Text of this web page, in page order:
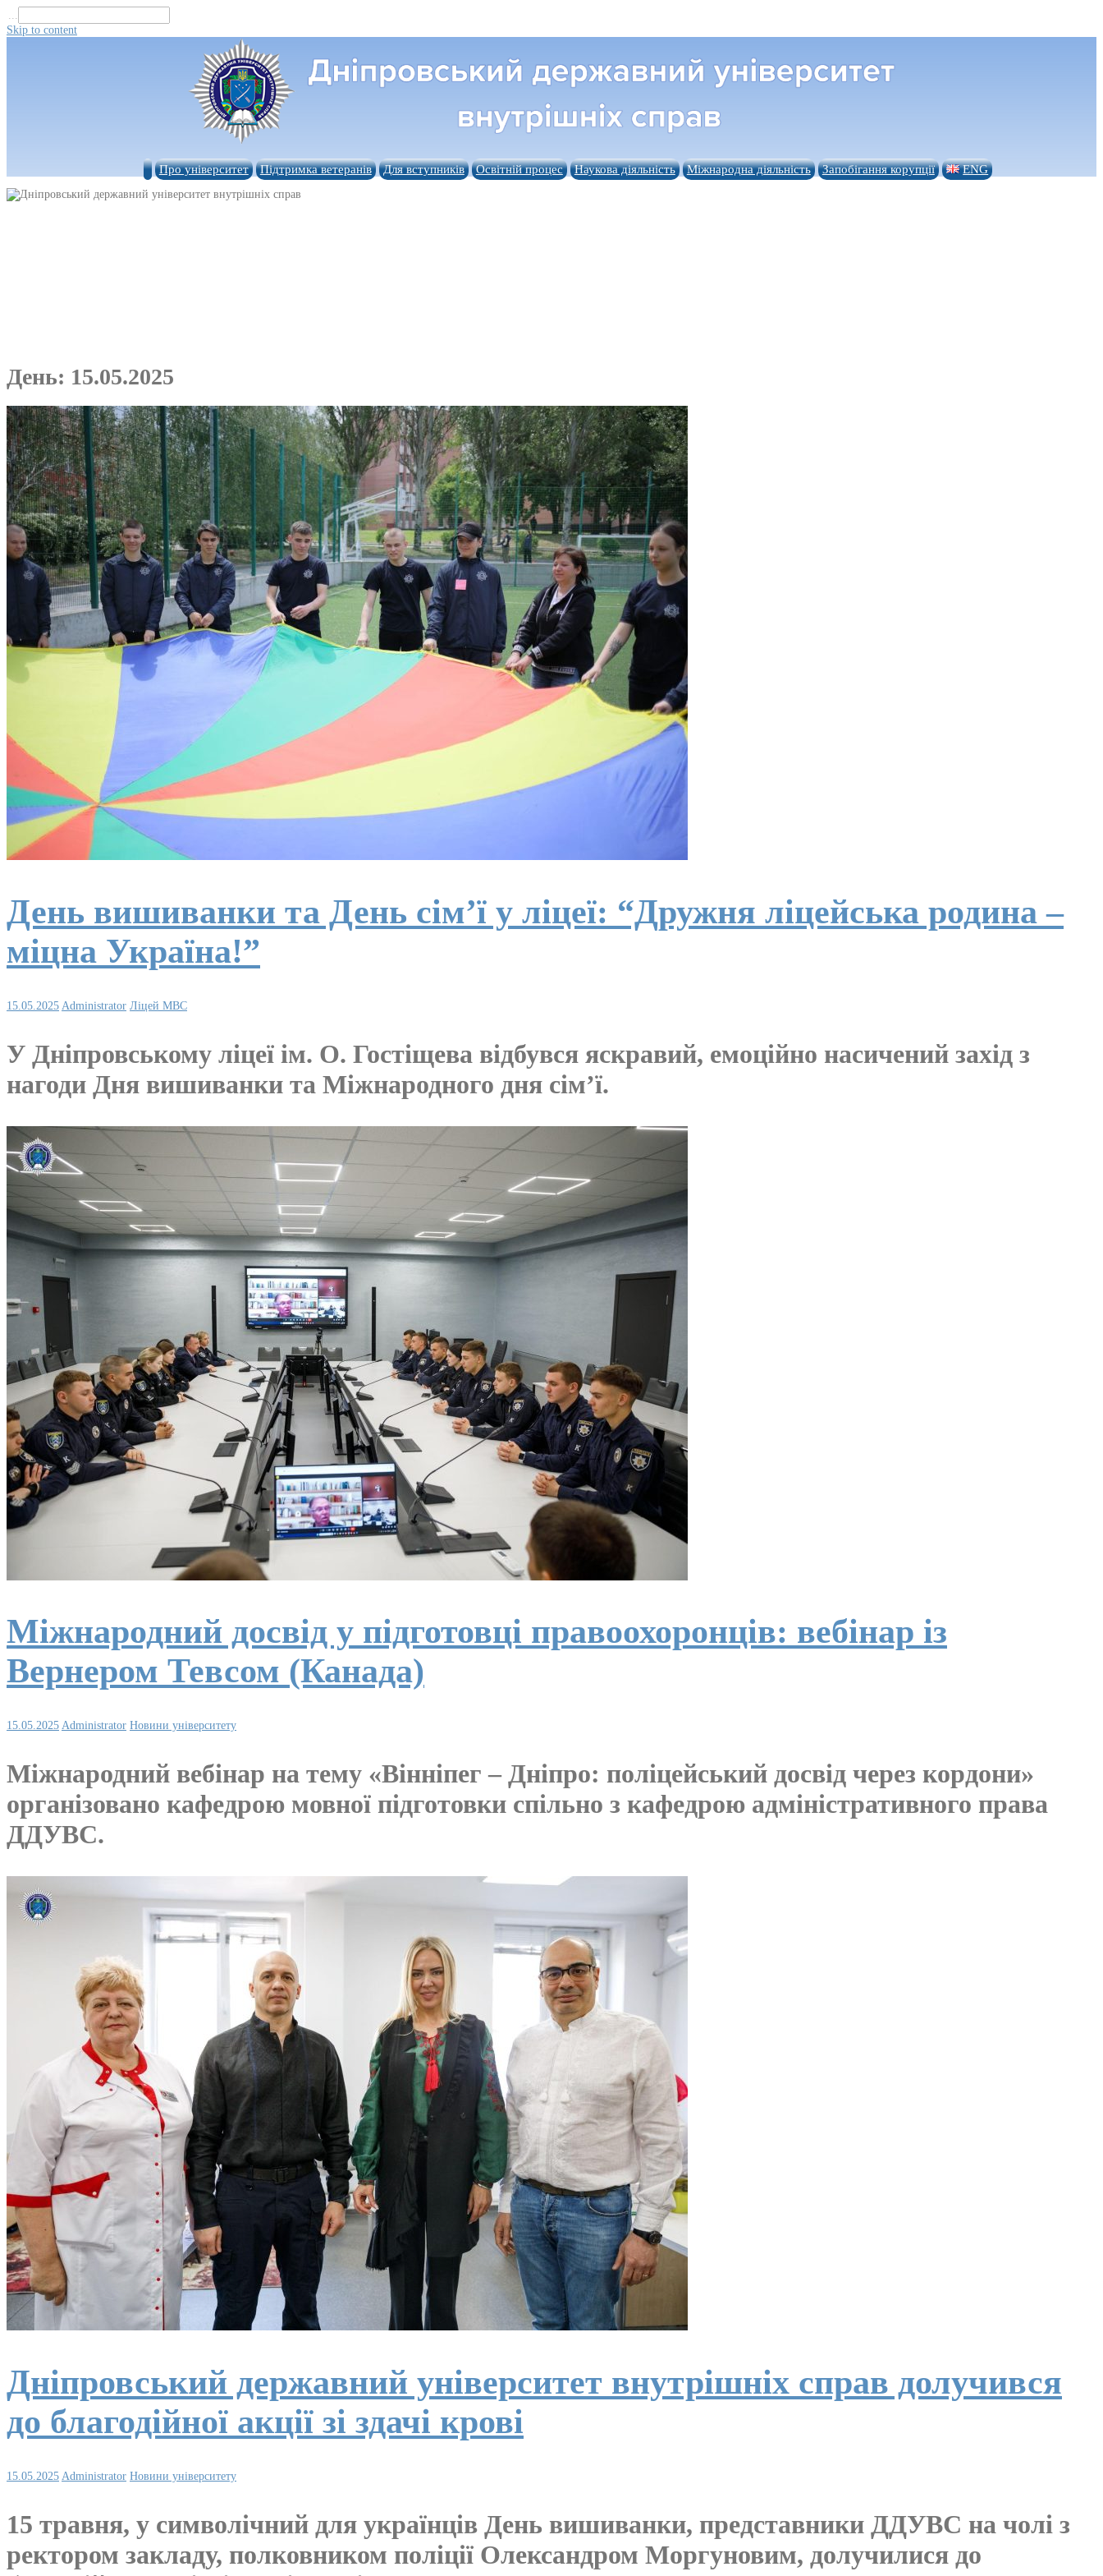
...
Skip to content
Про університет Підтримка ветеранів Для вступників Освітній процес Наукова діяльність Міжнародна діяльність Запобігання корупції ENG
День: 15.05.2025
День вишиванки та День сім’ї у ліцеї: “Дружня ліцейська родина –
міцна Україна!”
15.05.2025 Administrator Ліцей МВС
У Дніпровському ліцеї ім. О. Гостіщева відбувся яскравий, емоційно насичений захід з
нагоди Дня вишиванки та Міжнародного дня сім’ї.
Міжнародний досвід у підготовці правоохоронців: вебінар із
Вернером Тевсом (Канада)
15.05.2025 Administrator Новини університету
Міжнародний вебінар на тему «Вінніпег – Дніпро: поліцейський досвід через кордони»
організовано кафедрою мовної підготовки спільно з кафедрою адміністративного права
ДДУВС.
Дніпровський державний університет внутрішніх справ долучився
до благодійної акції зі здачі крові
15.05.2025 Administrator Новини університету
15 травня, у символічний для українців День вишиванки, представники ДДУВС на чолі з
ректором закладу, полковником поліції Олександром Моргуновим, долучилися до